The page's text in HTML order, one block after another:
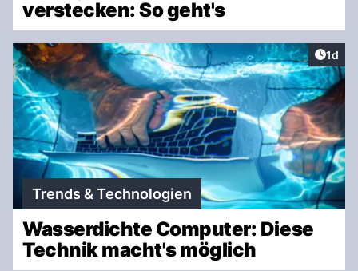
verstecken: So geht's
1d
Trends & Technologien
Wasserdichte Computer: Diese
Technik macht's möglich